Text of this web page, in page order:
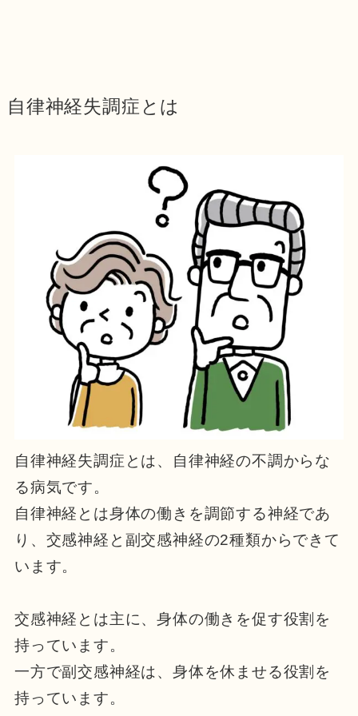
自律神経失調症とは
自律神経失調症とは、自律神経の不調からな
る病気です。
自律神経とは身体の働きを調節する神経であ
り、交感神経と副交感神経の2種類からできて
います。
交感神経とは主に、身体の働きを促す役割を
持っています。
一方で副交感神経は、身体を休ませる役割を
持っています。